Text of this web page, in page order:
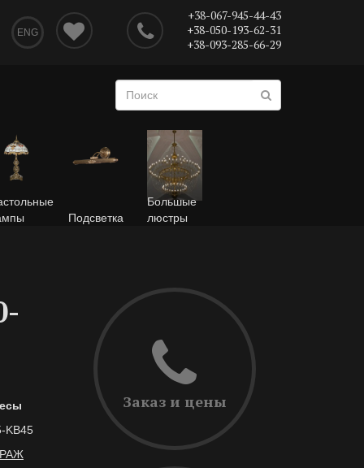
ENG
+38-067-945-44-43
+38-050-193-62-31
+38-093-285-66-29
Подсветка
Большые
люстры
KB45
Заказ и цены